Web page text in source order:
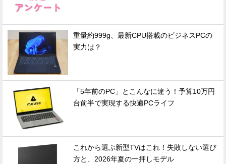
重量約999g、最新CPU搭載のビジネスPCの
実力は？
「5年前のPC」とこんなに違う！予算10万円
台前半で実現する快適PCライフ
これから選ぶ新型TVはこれ！失敗しない選び
方と、2026年夏の一押しモデル